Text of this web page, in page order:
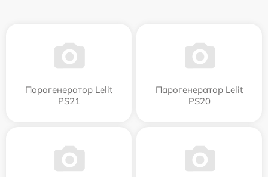
Парогенератор Lelit
PS21
Парогенератор Lelit
PS20